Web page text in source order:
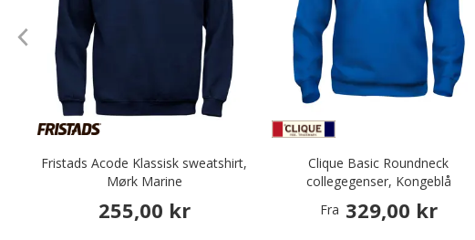
Fristads Acode Klassisk sweatshirt,
Mørk Marine
255,00 kr
Clique Basic Roundneck
collegegenser, Kongeblå
Fra 329,00 kr